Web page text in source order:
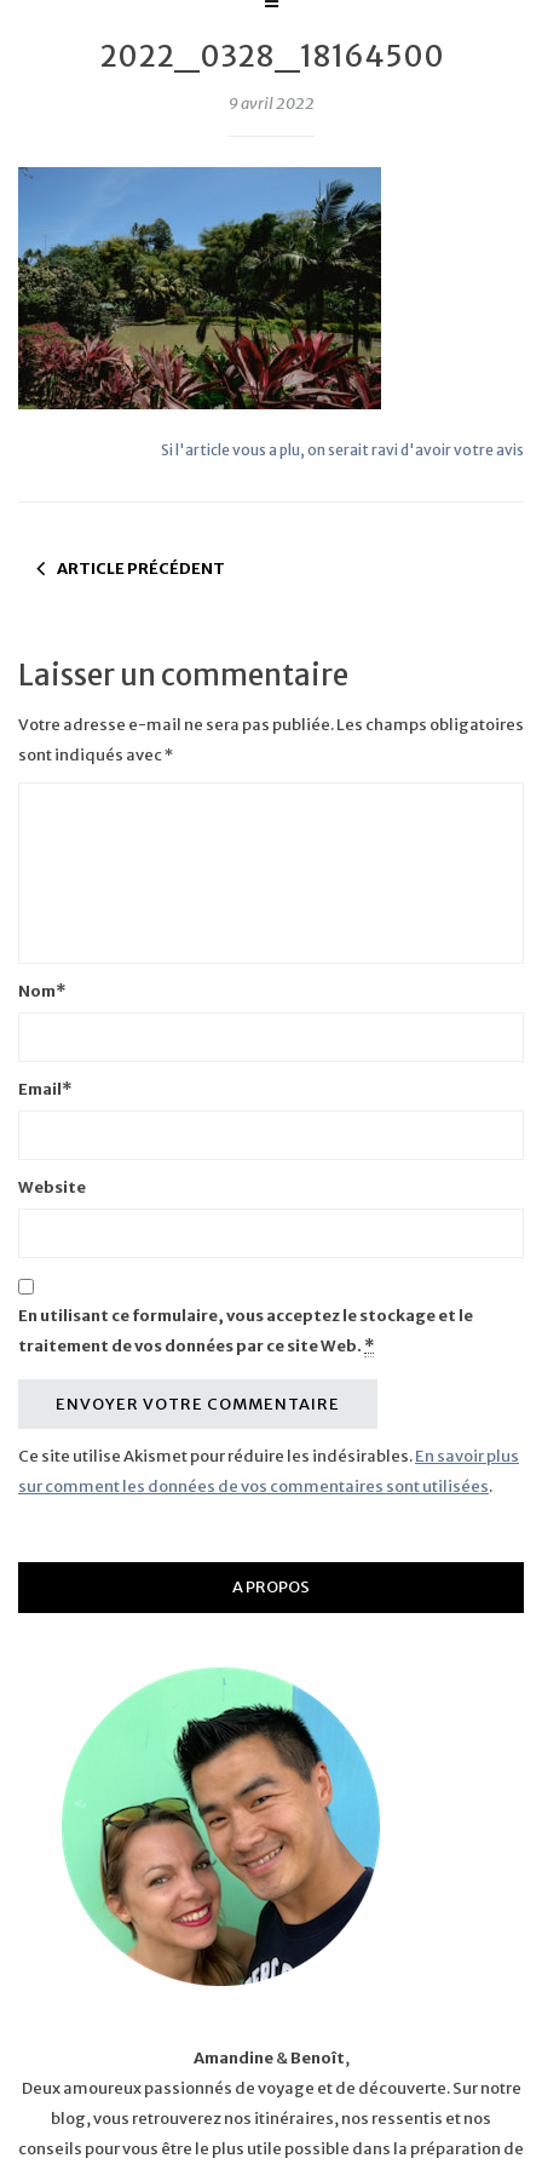
2022_0328_18164500
9 avril 2022
Si l'article vous a plu, on serait ravi d'avoir votre avis
ARTICLE PRÉCÉDENT
Laisser un commentaire
Votre adresse e-mail ne sera pas publiée.Les champs obligatoires
sont indiqués avec*
Nom*
Email*
Website
En utilisant ce formulaire, vous acceptez le stockage et le
traitement de vos données par ce site Web. *
Ce site utilise Akismet pour réduire les indésirables.En savoir plus
sur comment les données de vos commentaires sont utilisées.
A PROPOS
Amandine&Benoît,
Deux amoureux passionnés de voyage et de découverte. Sur notre
blog, vous retrouverez nos itinéraires, nos ressentis et nos
conseils pour vous être le plus utile possible dans la préparation de